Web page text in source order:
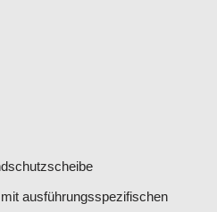
ausführungsspezifischen